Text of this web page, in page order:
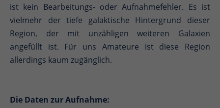
ist kein Bearbeitungs- oder Aufnahmefehler. Es ist
vielmehr der tiefe galaktische Hintergrund dieser
Region, der mit unzähligen weiteren Galaxien
angefüllt ist. Für uns Amateure ist diese Region
allerdings kaum zugänglich.
Die Daten zur Aufnahme: